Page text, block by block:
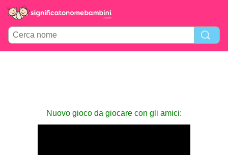
Nuovo gioco da giocare con gli amici: